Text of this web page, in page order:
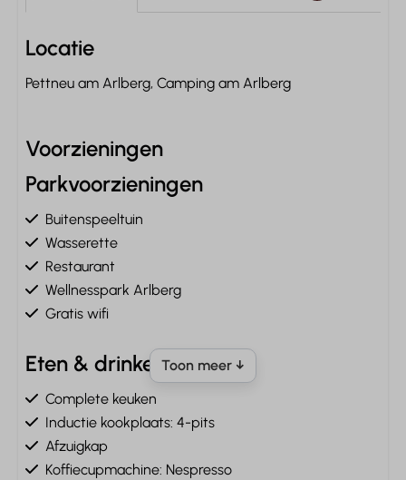
Locatie
Pettneu am Arlberg, Camping am Arlberg
Voorzieningen
Parkvoorzieningen
Buitenspeeltuin
Wasserette
Restaurant
Wellnesspark Arlberg
Gratis wifi
Eten & drinken
Complete keuken
Inductie kookplaats: 4-pits
Afzuigkap
Koffiecupmachine: Nespresso
Toon meer ↓